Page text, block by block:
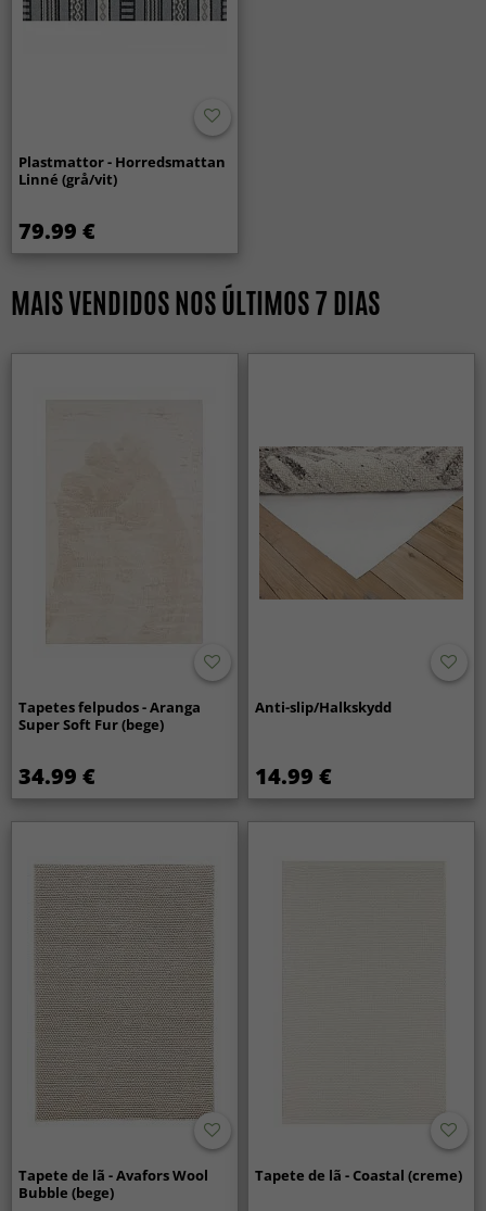
Plastmattor - Horredsmattan
Linné (grå/vit)
79.99 €
MAIS VENDIDOS NOS ÚLTIMOS 7 DIAS
Tapetes felpudos - Aranga
Super Soft Fur (bege)
34.99 €
Anti-slip/Halkskydd
14.99 €
Tapete de lã - Avafors Wool
Bubble (bege)
Tapete de lã - Coastal (creme)